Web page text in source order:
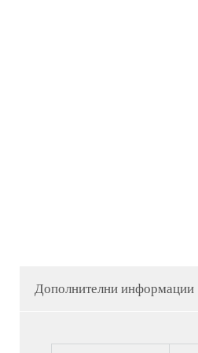
Дополнителни информации